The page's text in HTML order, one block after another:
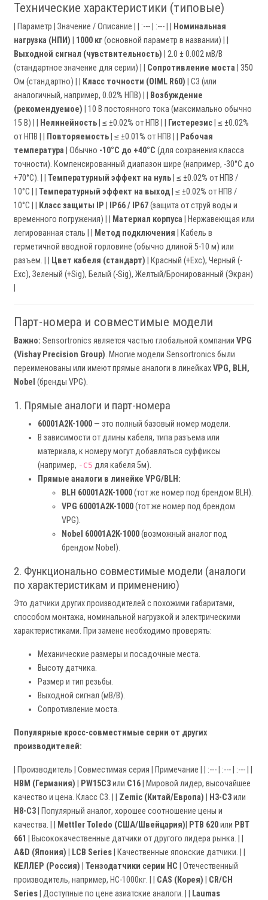
Технические характеристики (типовые)
| Параметр | Значение / Описание | | :--- | :--- | |
Номинальная
нагрузка (НПИ)
1000 кг(основной параметр в названии) | |
Выходной сигнал (чувствительность) | 2.0 ± 0.002 мВ/В
(стандартное значение для серии) | | Сопротивление моста | 350
Ом (стандартно) | |
Класс точности (OIML R60) | C3 (или
аналогичный, например, 0.02% НПВ) | |
Возбуждение
(рекомендуемое) | 10 В постоянного тока (максимально обычно
15 В) | |
Нелинейность | ≤ ±0.02% от НПВ | | Гистерезис | ≤ ±0.02%
от НПВ | |
Повторяемость | ≤ ±0.01% от НПВ | |
Рабочая
температура | Обычно -10°C до +40°C (для сохранения класса
точности). Компенсированный диапазон шире (например, -30°C до
+70°C). | | Температурный эффект на нуль | ≤ ±0.02% от НПВ /
10°C | | Температурный эффект на выход | ≤ ±0.02% от НПВ /
10°C | |
Класс защиты IP IP66 / IP67(защита от струй воды и
временного погружения) | |
Материал корпуса | Нержавеющая или
легированная сталь | |
Метод подключения | Кабель в
герметичной вводной горловине (обычно длиной 5-10 м) или
разъем. | |
Цвет кабеля (стандарт) | Красный (+Exc), Черный (-
Exc), Зеленый (+Sig), Белый (-Sig), Желтый/Бронированный (Экран)
Парт-номера и совместимые модели
Важно: Sensortronics является частью глобальной компании VPG
(Vishay Precision Group). Многие модели Sensortronics были
переименованы или имеют прямые аналоги в линейкахVPG, BLH,
Nobel (бренды VPG).
1. Прямые аналоги и парт-номера
60001A2K-1000 — это полный базовый номер модели.
В зависимости от длины кабеля, типа разъема или
материала, к номеру могут добавляться суффиксы
(например, -C5 для кабеля 5м).
Прямые аналоги в линейке VPG/BLH:
BLH 60001A2K-1000(тот же номер под брендом BLH).
VPG 60001A2K-1000(тот же номер под брендом
VPG).
Nobel 60001A2K-1000(возможный аналог под
брендом Nobel).
2. Функционально совместимые модели (аналоги
по характеристикам и применению)
Это датчики других производителей с похожими габаритами,
способом монтажа, номинальной нагрузкой и электрическими
характеристиками. При замене необходимо проверять:
Механические размеры и посадочные места.
Высоту датчика.
Размер и тип резьбы.
Выходной сигнал (мВ/В).
Сопротивление моста.
Популярные кросс-совместимые серии от других
производителей:
| Производитель | Совместимая серия | Примечание | | :--- | :--- | :--- | |
HBM (Германия)
PW15C3или C16 | Мировой лидер, высочайшее
качество и цена. Класс C3. | | Zemic (Китай/Европа) H3-C3или
H8-C3 | Популярный аналог, хорошее соотношение цены и
качества. | |
Mettler Toledo (США/Швейцария) PTB 620или PBT
661
| Высококачественные датчики от другого лидера рынка. | |
A&D (Япония)
LCB Series | Качественные японские датчики. | |
КЕЛЛЕР (Россия) Тензодатчики серии НС | Отечественный
производитель, например, НС-1000кг. | | CAS (Корея)
CR/CH
Series | Доступные по цене азиатские аналоги. | |
Laumas